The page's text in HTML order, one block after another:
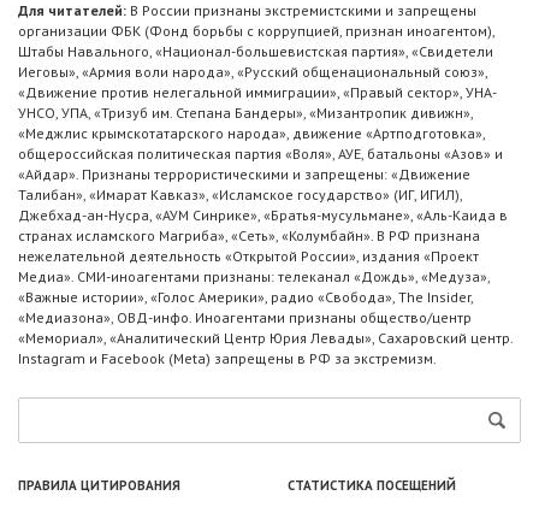
Для читателей: В России признаны экстремистскими и запрещены
организации ФБК (Фонд борьбы с коррупцией, признан иноагентом),
Штабы Навального, «Национал-большевистская партия», «Свидетели
Иеговы», «Армия воли народа», «Русский общенациональный союз»,
«Движение против нелегальной иммиграции», «Правый сектор», УНА-
УНСО, УПА, «Тризуб им. Степана Бандеры», «Мизантропик дивижн»,
«Меджлис крымскотатарского народа», движение «Артподготовка»,
общероссийская политическая партия «Воля», АУЕ, батальоны «Азов» и
«Айдар». Признаны террористическими и запрещены: «Движение
Талибан», «Имарат Кавказ», «Исламское государство» (ИГ, ИГИЛ),
Джебхад-ан-Нусра, «АУМ Синрике», «Братья-мусульмане», «Аль-Каида в
странах исламского Магриба», «Сеть», «Колумбайн». В РФ признана
нежелательной деятельность «Открытой России», издания «Проект
Медиа». СМИ-иноагентами признаны: телеканал «Дождь», «Медуза»,
«Важные истории», «Голос Америки», радио «Свобода», The Insider,
«Медиазона», ОВД-инфо. Иноагентами признаны общество/центр
«Мемориал», «Аналитический Центр Юрия Левады», Сахаровский центр.
Instagram и Facebook (Metа) запрещены в РФ за экстремизм.
ПРАВИЛА ЦИТИРОВАНИЯ СТАТИСТИКА ПОСЕЩЕНИЙ